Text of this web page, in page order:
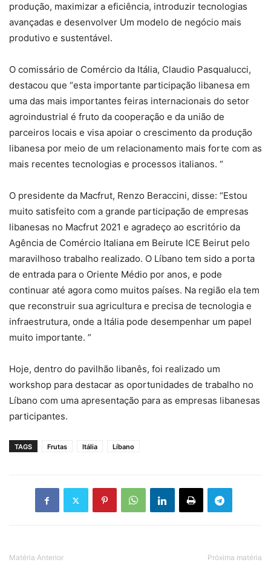
produção, maximizar a eficiência, introduzir tecnologias
avançadas e desenvolver Um modelo de negócio mais
produtivo e sustentável.
O comissário de Comércio da Itália, Claudio Pasqualucci,
destacou que “esta importante participação libanesa em
uma das mais importantes feiras internacionais do setor
agroindustrial é fruto da cooperação e da união de
parceiros locais e visa apoiar o crescimento da produção
libanesa por meio de um relacionamento mais forte com as
mais recentes tecnologias e processos italianos. “
O presidente da Macfrut, Renzo Beraccini, disse: “Estou
muito satisfeito com a grande participação de empresas
libanesas no Macfrut 2021 e agradeço ao escritório da
Agência de Comércio Italiana em Beirute ICE Beirut pelo
maravilhoso trabalho realizado. O Líbano tem sido a porta
de entrada para o Oriente Médio por anos, e pode
continuar até agora como muitos países. Na região ela tem
que reconstruir sua agricultura e precisa de tecnologia e
infraestrutura, onde a Itália pode desempenhar um papel
muito importante. ”
Hoje, dentro do pavilhão libanês, foi realizado um
workshop para destacar as oportunidades de trabalho no
Líbano com uma apresentação para as empresas libanesas
participantes.
TAGS Frutas Itália Líbano
Matéria Anterior Próxima matéria